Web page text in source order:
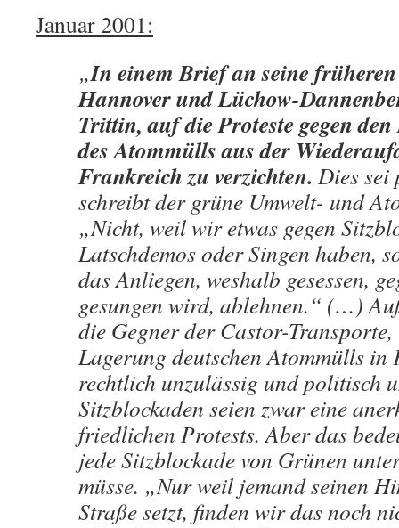
Januar 2001:
„In einem Brief an seine
Hannover und Lüchow-
Trittin, auf die Proteste gegen
des Atommülls aus der
Frankreich zu verzichten. Dies sei
schreibt der grüne Umwelt- und
„Nicht, weil wir etwas gegen
Latschdemos oder Singen haben,
das Anliegen, weshalb gesessen,
gesungen wird, ablehnen.“ (…)
die Gegner der Castor-
Lagerung deutschen Atommülls in
rechtlich unzulässig und politisch
Sitzblockaden seien zwar eine
friedlichen Protests. Aber das
jede Sitzblockade von Grünen
müsse. „Nur weil jemand seinen
Straße setzt, finden wir das noch